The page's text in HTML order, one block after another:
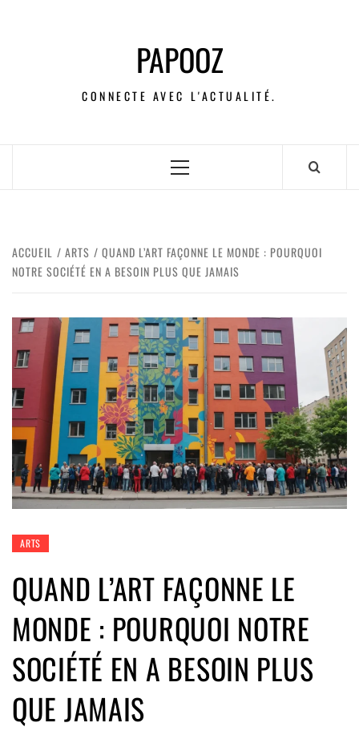
PAPOOZ
CONNECTE AVEC L'ACTUALITÉ.
ACCUEIL ARTS
QUAND L’ART FAÇONNE LE MONDE : POURQUOI
NOTRE SOCIÉTÉ EN A BESOIN PLUS QUE JAMAIS
ARTS
QUAND L’ART FAÇONNE LE
MONDE : POURQUOI NOTRE
SOCIÉTÉ EN A BESOIN PLUS
QUE JAMAIS